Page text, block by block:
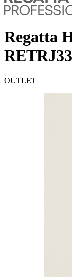
Regatta
OUTLET